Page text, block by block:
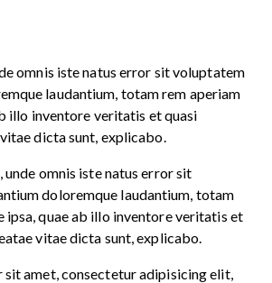
omnis iste natus error sit voluptatem
laudantium, totam rem aperiam
illo inventore veritatis et quasi
dicta sunt, explicabo.
unde omnis iste natus error sit
doloremque laudantium, totam
ipsa, quae ab illo inventore veritatis et
vitae dicta sunt, explicabo.
sit amet, consectetur adipisicing elit,